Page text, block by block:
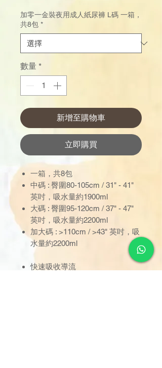
加零一金裝夜用成人紙尿褲 L碼 一箱，
共8包 *
數量 *
新增至購物車
立即購買
一箱，共8包
中碼 : 臀圍80-105cm / 31" - 41"
英吋，吸水量約1900ml
大碼 : 臀圍95-120cm / 37" - 47"
英吋，吸水量約2200ml
加大碼 : >110cm / >43" 英吋，吸
水量約2200ml
快速吸收導流